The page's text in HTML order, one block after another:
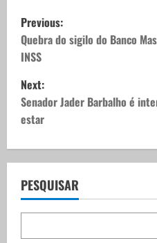
P
o
s
t
n
a
v
i
Previous:
Quebra do sigilo do Banco
INSS
Next:
Senador Jader Barbalho é
estar
PESQUISAR